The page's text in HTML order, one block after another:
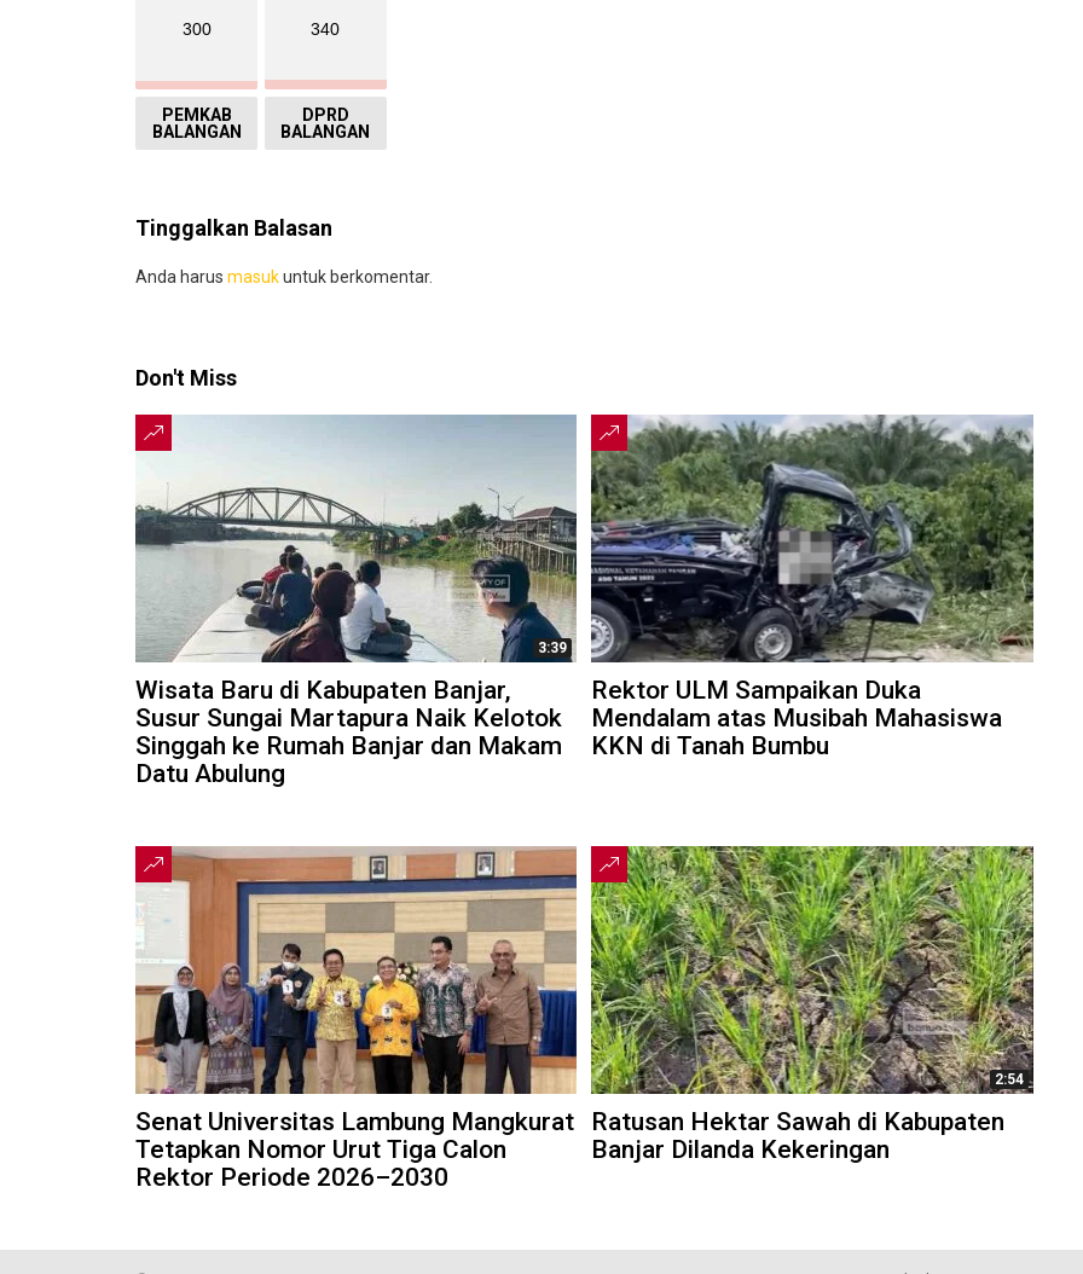
300
PEMKAB
BALANGAN
340
DPRD
BALANGAN
Tinggalkan Balasan
Anda harus masukuntuk berkomentar.
Don't Miss
3:39
Wisata Baru di Kabupaten Banjar,
Susur Sungai Martapura Naik Kelotok
Singgah ke Rumah Banjar dan Makam
Datu Abulung
Rektor ULM Sampaikan Duka
Mendalam atas Musibah Mahasiswa
KKN di Tanah Bumbu
Senat Universitas Lambung Mangkurat
Tetapkan Nomor Urut Tiga Calon
Rektor Periode 2026–2030
2:54
Ratusan Hektar Sawah di Kabupaten
Banjar Dilanda Kekeringan